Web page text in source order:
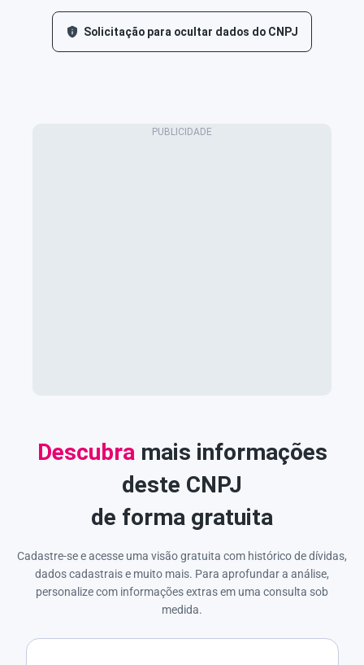
Solicitação para ocultar dados do CNPJ
Descubra mais informações
deste CNPJ
de forma gratuita
Cadastre-se e acesse uma visão gratuita com histórico de dívidas,
dados cadastrais e muito mais. Para aprofundar a análise,
personalize com informações extras em uma consulta sob
medida.